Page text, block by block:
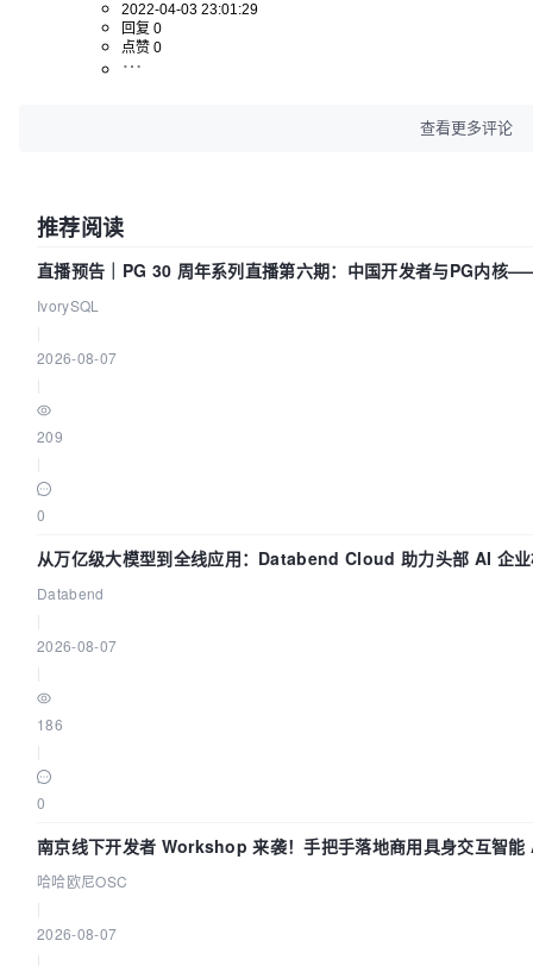
2022-04-03 23:01:29
回复 0
点赞 0
查看更多评论
推荐阅读
直播预告｜PG 30 周年系列直播第六期：中国开发者与PG内核
IvorySQL
2026-08-07
209
0
从万亿级大模型到全线应用：Databend Cloud 助力头部 AI 企
Databend
2026-08-07
186
0
南京线下开发者 Workshop 来袭！手把手落地商用具身交互智
哈哈欧尼OSC
2026-08-07